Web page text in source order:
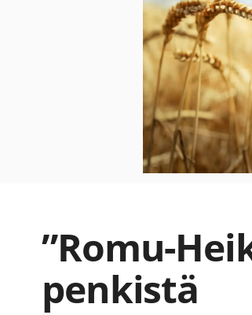
”Romu-
penkistä